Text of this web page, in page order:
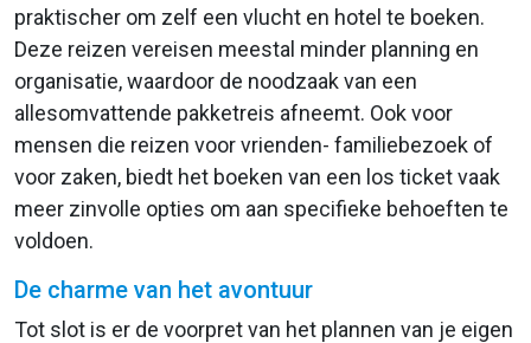
praktischer om zelf een vlucht en hotel te boeken.
Deze reizen vereisen meestal minder planning en
organisatie, waardoor de noodzaak van een
allesomvattende pakketreis afneemt. Ook voor
mensen die reizen voor vrienden- familiebezoek of
voor zaken, biedt het boeken van een los ticket vaak
meer zinvolle opties om aan specifieke behoeften te
voldoen.
De charme van het avontuur
Tot slot is er de voorpret van het plannen van je eigen